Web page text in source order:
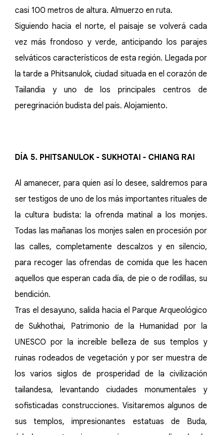
casi 100 metros de altura. Almuerzo en ruta.
Siguiendo hacia el norte, el paisaje se volverá cada
vez más frondoso y verde, anticipando los parajes
selváticos característicos de esta región. Llegada por
la tarde a Phitsanulok, ciudad situada en el corazón de
Tailandia y uno de los principales centros de
peregrinación budista del país. Alojamiento.
DÍA 5. PHITSANULOK - SUKHOTAI - CHIANG RAI
Al amanecer, para quien así lo desee, saldremos para
ser testigos de uno de los más importantes rituales de
la cultura budista: la ofrenda matinal a los monjes.
Todas las mañanas los monjes salen en procesión por
las calles, completamente descalzos y en silencio,
para recoger las ofrendas de comida que les hacen
aquellos que esperan cada día, de pie o de rodillas, su
bendición.
Tras el desayuno, salida hacia el Parque Arqueológico
de Sukhothai, Patrimonio de la Humanidad por la
UNESCO por la increíble belleza de sus templos y
ruinas rodeados de vegetación y por ser muestra de
los varios siglos de prosperidad de la civilización
tailandesa, levantando ciudades monumentales y
sofisticadas construcciones. Visitaremos algunos de
sus templos, impresionantes estatuas de Buda,